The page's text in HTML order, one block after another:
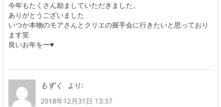
今年もたくさん励ましていただきました。
ありがとうございました
いつか本物のモアさんとクリエの握手会に行きたいと思っており
ます笑
良いお年をー♥
もずく
より:
2018年12月31日 13:37